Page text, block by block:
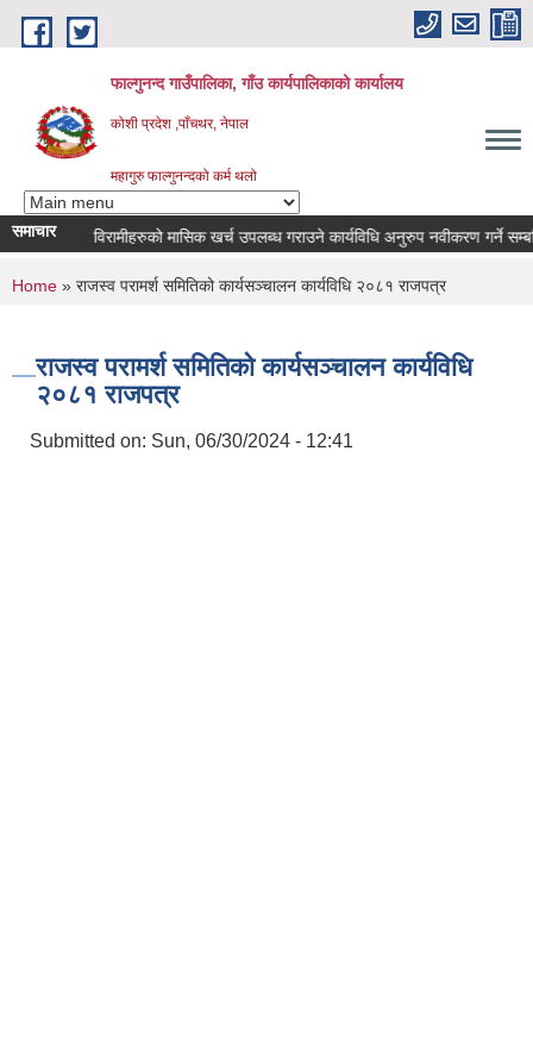
Skip to main content
फाल्गुनन्द गाउँपालिका, गाँउ कार्यपालिकाको कार्यालय
कोशी प्रदेश ,पाँचथर, नेपाल
महागुरु फाल्गुनन्दको कर्म थलो
समाचाररोगका विरामीहरुको मासिक खर्च उपलब्ध गराउने कार्यविधि अनुरुप नवीकरण गर्ने
You are here
Home » राजस्व परामर्श समितिको कार्यसञ्चालन कार्यविधि २०८१ राजपत्र
राजस्व परामर्श समितिको कार्यसञ्चालन कार्यविधि
२०८१ राजपत्र
Submitted on: Sun, 06/30/2024 - 12:41